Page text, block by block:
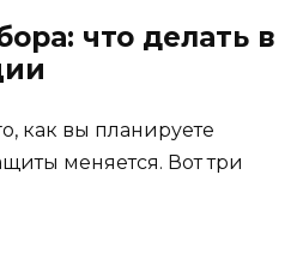
что делать в
как вы планируете
меняется. Вот три